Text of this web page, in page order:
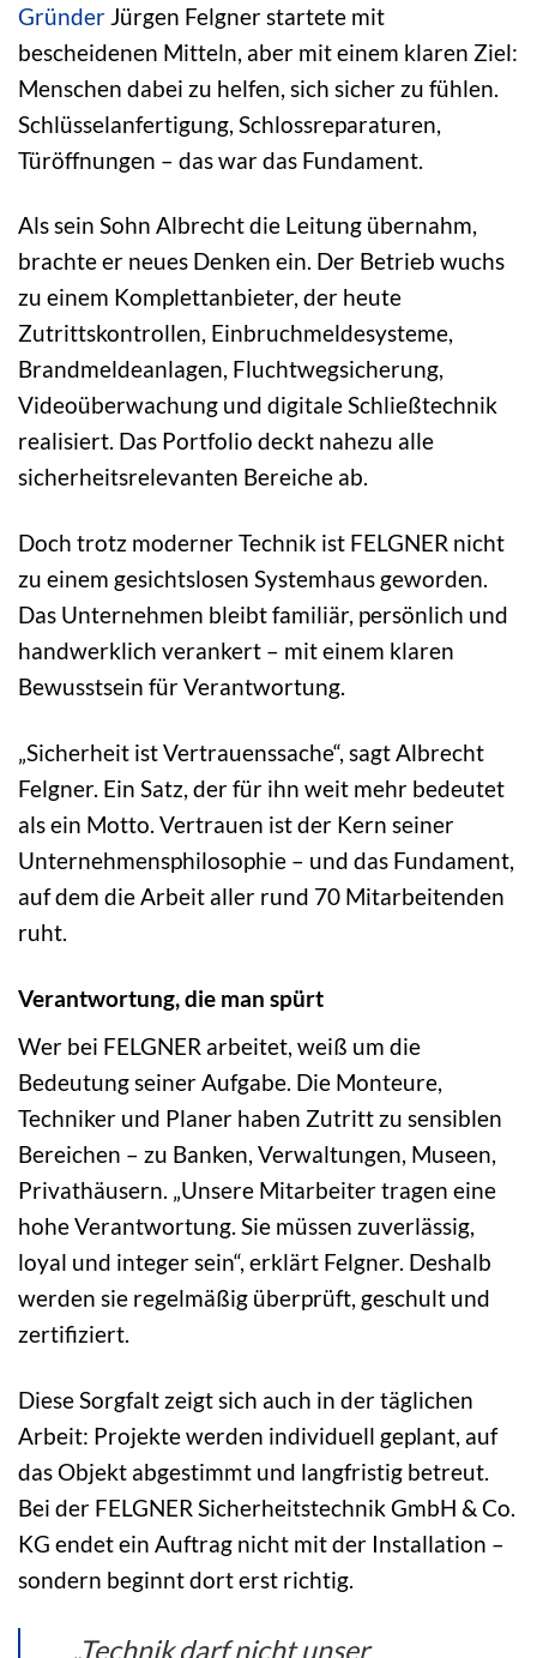
Gründer Jürgen Felgner startete mit
bescheidenen Mitteln, aber mit einem klaren Ziel:
Menschen dabei zu helfen, sich sicher zu fühlen.
Schlüsselanfertigung, Schlossreparaturen,
Türöffnungen – das war das Fundament.
Als sein Sohn Albrecht die Leitung übernahm,
brachte er neues Denken ein. Der Betrieb wuchs
zu einem Komplettanbieter, der heute
Zutrittskontrollen, Einbruchmeldesysteme,
Brandmeldeanlagen, Fluchtwegsicherung,
Videoüberwachung und digitale Schließtechnik
realisiert. Das Portfolio deckt nahezu alle
sicherheitsrelevanten Bereiche ab.
Doch trotz moderner Technik ist FELGNER nicht
zu einem gesichtslosen Systemhaus geworden.
Das Unternehmen bleibt familiär, persönlich und
handwerklich verankert – mit einem klaren
Bewusstsein für Verantwortung.
„Sicherheit ist Vertrauenssache“, sagt Albrecht
Felgner. Ein Satz, der für ihn weit mehr bedeutet
als ein Motto. Vertrauen ist der Kern seiner
Unternehmensphilosophie – und das Fundament,
auf dem die Arbeit aller rund 70 Mitarbeitenden
ruht.
Verantwortung, die man spürt
Wer bei FELGNER arbeitet, weiß um die
Bedeutung seiner Aufgabe. Die Monteure,
Techniker und Planer haben Zutritt zu sensiblen
Bereichen – zu Banken, Verwaltungen, Museen,
Privathäusern. „Unsere Mitarbeiter tragen eine
hohe Verantwortung. Sie müssen zuverlässig,
loyal und integer sein“, erklärt Felgner. Deshalb
werden sie regelmäßig überprüft, geschult und
zertifiziert.
Diese Sorgfalt zeigt sich auch in der täglichen
Arbeit: Projekte werden individuell geplant, auf
das Objekt abgestimmt und langfristig betreut.
Bei der FELGNER Sicherheitstechnik GmbH & Co.
KG endet ein Auftrag nicht mit der Installation –
sondern beginnt dort erst richtig.
„Technik darf nicht unser